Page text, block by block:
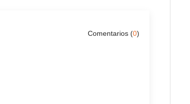
Comentarios (0)